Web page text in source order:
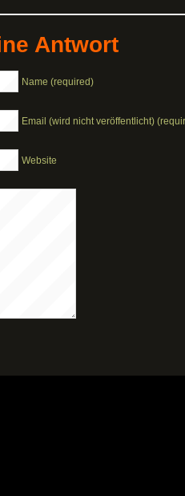
Antwort
Name (required)
Email (wird nicht veröffentlicht)
Website